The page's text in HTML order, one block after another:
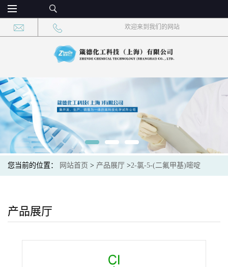
欢迎来到我们的网站
您当前的位置： 网站首页 > 产品展厅 >2-氯-5-(二氟甲基)嘧啶
产品展厅